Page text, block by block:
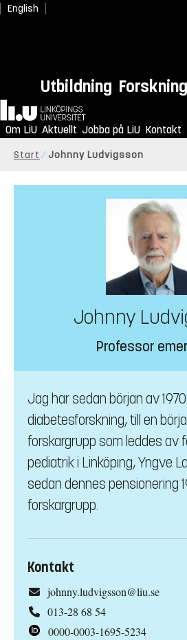
English
Utbildning Forskning
Hem
Om LiU Aktuellt Jobba på LiU Kontakt
Start Johnny Ludvigsson
Johnny
Professor
Jag har sedan början av
diabetesforskning, till en
forskargrupp som leddes av
pediatrik i Linköping, Yngve
sedan dennes pensionering
forskargrupp.
Kontakt
johnny.ludvigsson@liu.se
013-28 68 54
0000-0003-1695-5234